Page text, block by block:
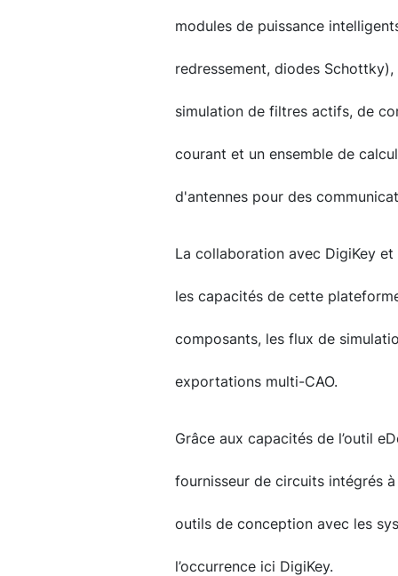
modules de puissance
redressement, diodes
simulation de filtres actifs, de
courant et un ensemble de
d'antennes pour des
La collaboration avec DigiKey
les capacités de cette
composants, les flux de
exportations multi-CAO.
Grâce aux capacités de l’outil
fournisseur de circuits intégrés
outils de conception avec les
l’occurrence ici DigiKey.